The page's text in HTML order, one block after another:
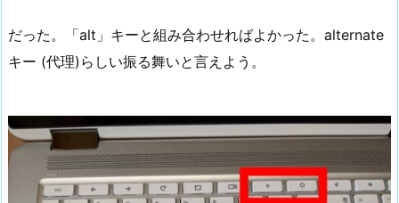
だった。「alt」キーと組み合わせればよかった。alternate
キー (代理)らしい振る舞いと言えよう。